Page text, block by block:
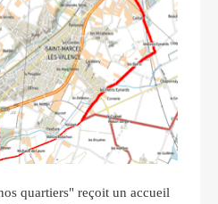
quartiers" reçoit un accueil